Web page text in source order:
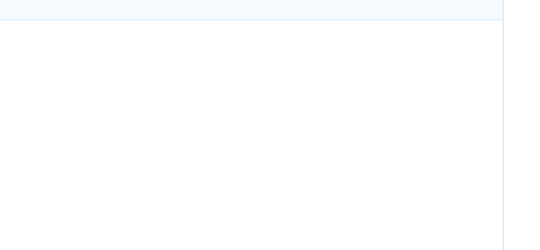
voor dure stukken raad ik U ernstig "aangetekende én
bij Delcampe !!!
Je Vous conseille urgent de prendre expédtion